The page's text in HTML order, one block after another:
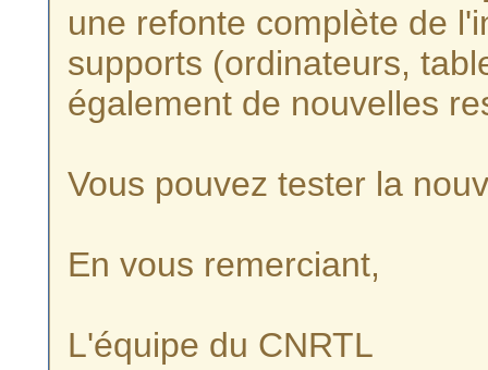
une refonte complète de
supports (ordinateurs,
également de nouvelles
Vous pouvez tester la
En vous remerciant,
L'équipe du CNRTL